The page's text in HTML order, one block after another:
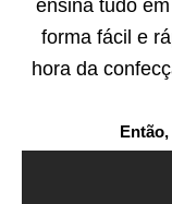
ensina tudo
forma fácil e
hora da